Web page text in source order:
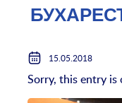
15.05.2018
Sorry, this entry